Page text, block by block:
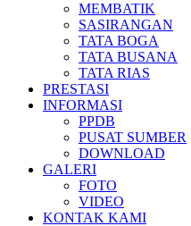
MEMBATIK
SASIRANGAN
TATA BOGA
TATA BUSANA
TATA RIAS
PRESTASI
INFORMASI
PPDB
PUSAT SUMBER
DOWNLOAD
GALERI
FOTO
VIDEO
KONTAK KAMI